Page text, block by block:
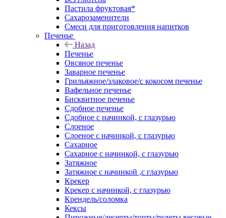
Пастила фруктовая*
Сахарозаменители
Смеси для приготовления напитков
Печенье
Назад
Печенье
Овсяное печенье
Заварное печенье
Грильяжное/злаковое/с кокосом печенье
Вафельное печенье
Бисквитное печенье
Сдобное печенье
Сдобное с начинкой, с глазурью
Слоеное
Слоеное с начинкой, с глазурью
Сахарное
Сахарное с начинкой, с глазурью
Затяжное
Затяжное с начинкой ,с глазурью
Крекер
Крекер с начинкой, с глазурью
Крендель/соломка
Кексы